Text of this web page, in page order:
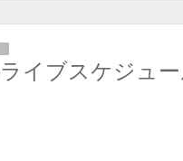
イブスケジュ